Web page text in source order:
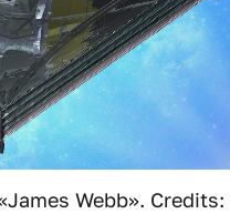
Webb». Credits: